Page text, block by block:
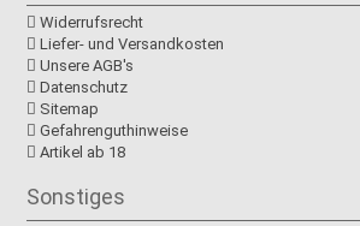
Widerrufsrecht
Liefer- und Versandkosten
Unsere AGB's
Datenschutz
Sitemap
Gefahrenguthinweise
Artikel ab 18
Sonstiges